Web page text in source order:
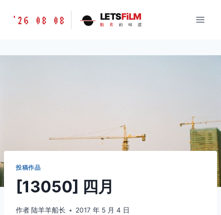
胶
味
'26 08 08 LETSFiLM
胶 片 的 味 道
投稿作品
[13050] 四月
作者 陆羊羊船长 2017 年 5 月 4 日